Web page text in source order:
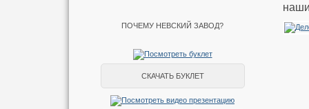
ПОЧЕМУ НЕВСКИЙ ЗАВОД?
СКАЧАТЬ БУКЛЕТ